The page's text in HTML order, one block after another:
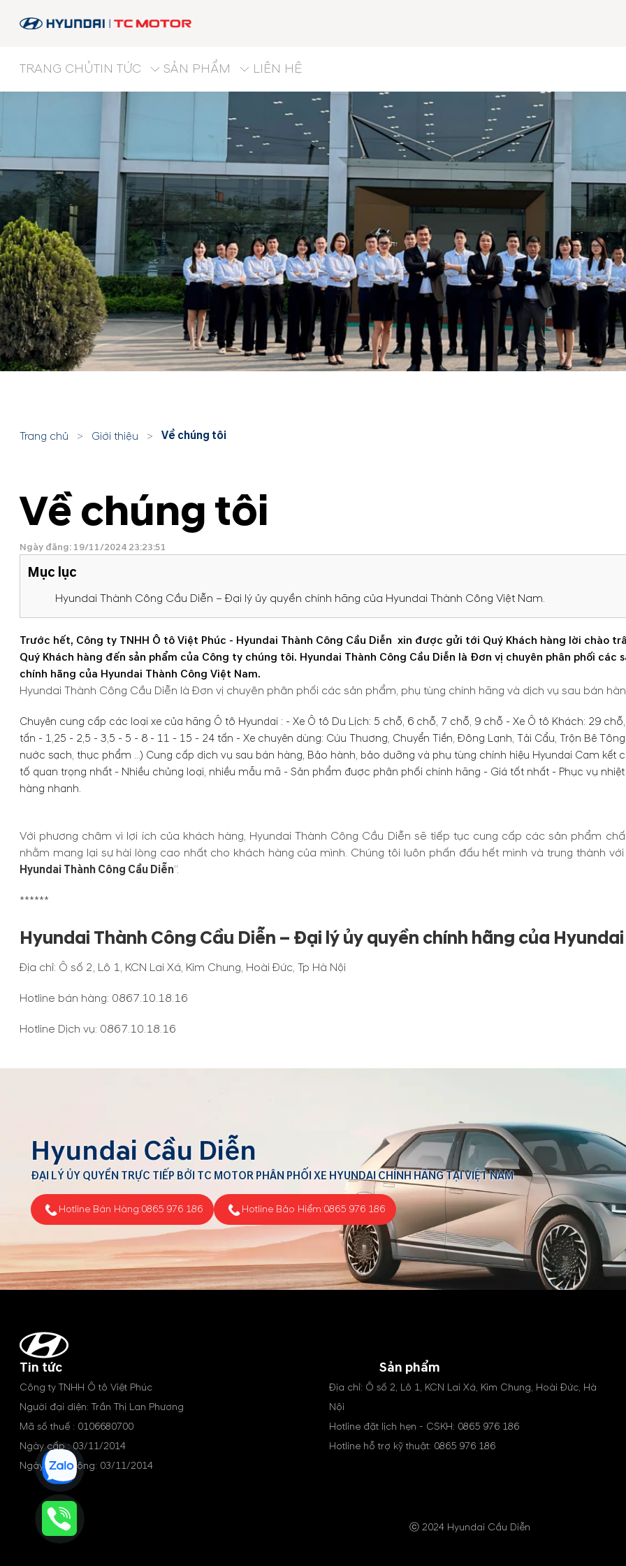
TRANG CHỦTIN TỨC SẢN PHẨM LIÊN HỆ
Trang chủ > Giới thiệu > Về chúng tôi
Về chúng tôi
Ngày đăng: 19/11/2024 23:23:51
Mục lục
Hyundai Thành Công Cầu Diễn – Đại lý ủy quyền chính hãng của Hyundai Thành Công Việt Nam.
Trước hết, Công ty TNHH Ô tô Việt Phúc - Hyundai Thành Công Cầu Diễn xin được gửi tới Quý Khách hàng lời chào
Quý Khách hàng đến sản phẩm của Công ty chúng tôi. Hyundai Thành Công Cầu Diễn là Đơn vị chuyên phân phối các
chính hãng của Hyundai Thành Công Việt Nam.
Hyundai Thành Công Cầu Diễn là Đơn vị chuyên phân phối các sản phẩm, phụ tùng chính hãng và dịch vụ sau bán
Chuyên cung cấp các loại xe của hãng Ô tô Hyundai : - Xe Ô tô Du Lịch: 5 chỗ, 6 chỗ, 7 chỗ, 9 chỗ - Xe Ô tô Khách: 29
tấn - 1,25 - 2,5 - 3,5 - 5 - 8 - 11 - 15 - 24 tấn - Xe chuyên dùng: Cứu Thương, Chuyển Tiền, Đông Lạnh, Tải Cẩu, Trộn Bê
nước sạch, thực phẩm ...) Cung cấp dịch vụ sau bán hàng, Bảo hành, bảo dưỡng và phụ tùng chính hiệu Hyundai Cam
tố quan trọng nhất - Nhiều chủng loại, nhiều mẫu mã - Sản phẩm được phân phối chính hãng - Giá tốt nhất - Phục vụ
hàng nhanh.
Với phương châm vì lợi ích của khách hàng, Hyundai Thành Công Cầu Diễn sẽ tiếp tục cung cấp các sản phẩm
nhằm mang lại sự hài lòng cao nhất cho khách hàng của mình. Chúng tôi luôn phấn đấu hết mình và trung thành
Hyundai Thành Công Cầu Diễn”.
******
Hyundai Thành Công Cầu Diễn – Đại lý ủy quyền chính hãng của
Địa chỉ: Ô số 2, Lô 1, KCN Lai Xá, Kim Chung, Hoài Đức, Tp Hà Nội
Hotline bán hàng: 0867.10.18.16
Hotline Dịch vụ: 0867.10.18.16
Hyundai Cầu Diễn
ĐẠI LÝ ỦY QUYỀN TRỰC TIẾP BỞI TC MOTOR PHÂN PHỐI XE HYUNDAI CHÍNH HÃNG TẠI VIỆT NAM
Hotline Bán Hàng:0865 976 186 Hotline Bảo Hiểm:0865 976 186
Tin tức Sản phẩm
Công ty TNHH Ô tô Việt Phúc
Người đại diện: Trần Thị Lan Phương
Mã số thuế : 0106680700
Ngày cấp : 03/11/2014
Ngày hoạt động: 03/11/2014
Địa chỉ: Ô số 2, Lô 1, KCN Lai Xá, Kim Chung, Hoài Đức, Hà
Nội
Hotline đặt lịch hẹn - CSKH: 0865 976 186
Hotline hỗ trợ kỹ thuật: 0865 976 186
ⓒ 2024 Hyundai Cầu Diễn